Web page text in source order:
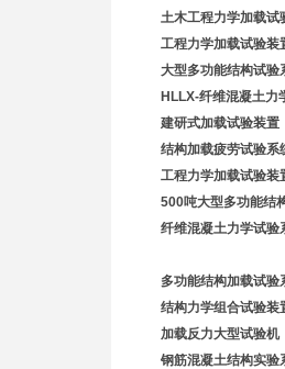
土木工程力学加载试
工程力学加载试验装
大型多功能结构试验
HLLX-纤维混凝土力
建研式加载试验装置
结构加载疲劳试验系
工程力学加载试验装
500吨大型多功能结
纤维混凝土力学试验
多功能结构加载试验
结构力学组合试验装
加载反力大型试验机
钢筋混凝土结构实验